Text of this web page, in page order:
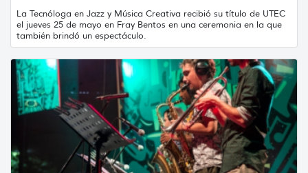
La Tecnóloga en Jazz y Música Creativa recibió su título de UTEC
el jueves 25 de mayo en Fray Bentos en una ceremonia en la que
también brindó un espectáculo.